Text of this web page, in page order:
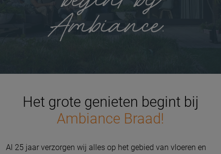
Het grote genieten begint bij
Ambiance Braad!
Al 25 jaar verzorgen wij alles op het gebied van vloeren en